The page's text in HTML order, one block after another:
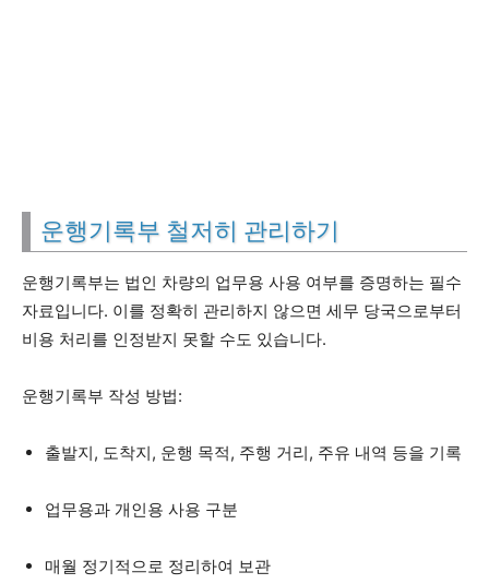
운행기록부 철저히 관리하기
운행기록부는 법인 차량의 업무용 사용 여부를 증명하는 필수
자료입니다. 이를 정확히 관리하지 않으면 세무 당국으로부터
비용 처리를 인정받지 못할 수도 있습니다.
운행기록부 작성 방법:
출발지, 도착지, 운행 목적, 주행 거리, 주유 내역 등을 기록
업무용과 개인용 사용 구분
매월 정기적으로 정리하여 보관